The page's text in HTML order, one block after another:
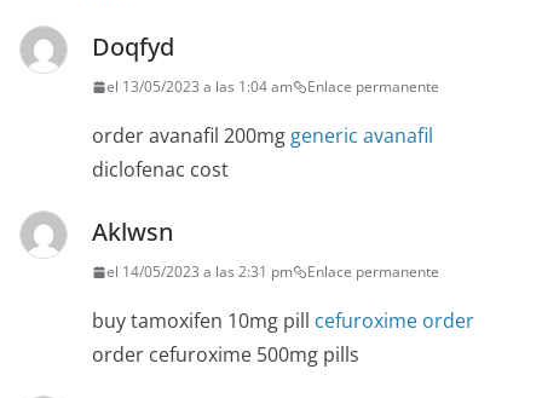
Doqfyd
el 13/05/2023 a las 1:04 am Enlace permanente
order avanafil 200mg generic avanafil
diclofenac cost
Aklwsn
el 14/05/2023 a las 2:31 pm Enlace permanente
buy tamoxifen 10mg pill cefuroxime order
order cefuroxime 500mg pills